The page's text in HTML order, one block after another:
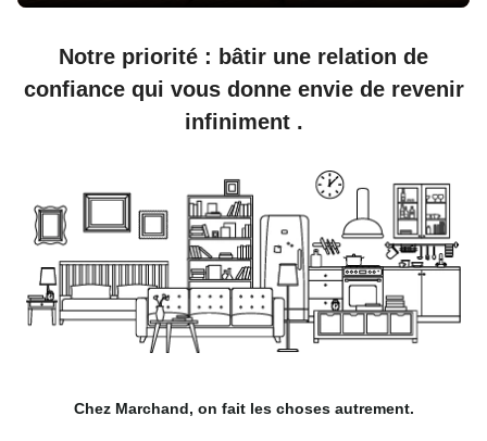
Notre priorité : bâtir une relation de
confiance qui vous donne envie de revenir
infiniment.
Chez Marchand, on fait les choses autrement.